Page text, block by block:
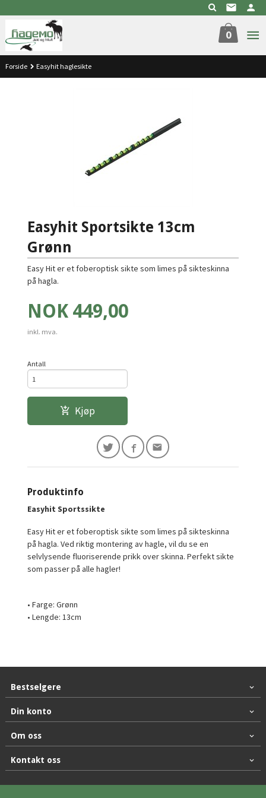
til
innholdet
0
Forside Easyhit haglesikte
Easyhit Sportsikte 13cm
Grønn
Easy Hit er et foberoptisk sikte som limes på sikteskinna
på hagla.
Pris
NOK 449,00
inkl. mva.
Antall
Kjøp
Produktinfo
Easyhit Sportssikte
Easy Hit er et foberoptisk sikte som limes på sikteskinna
på hagla. Ved riktig montering av hagle, vil du se en
selvlysende fluoriserende prikk over skinna. Perfekt sikte
som passer på alle hagler!
• Farge: Grønn
• Lengde: 13cm
Bestselgere
Din konto
Om oss
Kontakt oss